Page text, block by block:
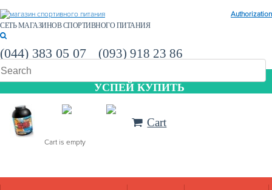
Authorization
СЕТЬ МАГАЗИНОВ СПОРТИВНОГО ПИТАНИЯ
(044) 383 05 07 (093) 918 23 86
УСПЕЙ КУПИТЬ
Cart
Cart is empty